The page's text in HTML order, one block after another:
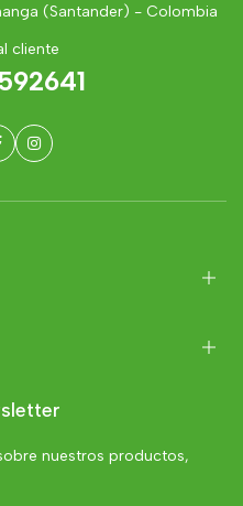
(Santander) - Colombia
cliente
nuestros productos,